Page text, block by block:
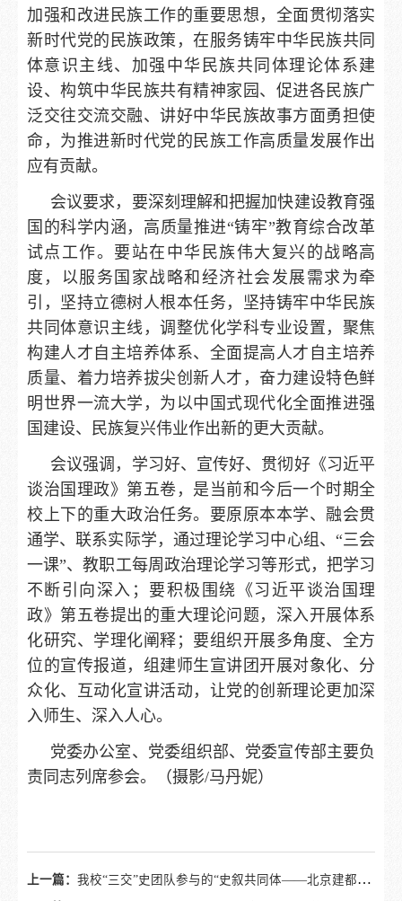
加强和改进民族工作的重要思想，全面贯彻落实
新时代党的民族政策，在服务铸牢中华民族共同
体意识主线、加强中华民族共同体理论体系建
设、构筑中华民族共有精神家园、促进各民族广
泛交往交流交融、讲好中华民族故事方面勇担使
命，为推进新时代党的民族工作高质量发展作出
应有贡献。
会议要求，要深刻理解和把握加快建设教育强
国的科学内涵，高质量推进“铸牢”教育综合改革
试点工作。要站在中华民族伟大复兴的战略高
度，以服务国家战略和经济社会发展需求为牵
引，坚持立德树人根本任务，坚持铸牢中华民族
共同体意识主线，调整优化学科专业设置，聚焦
构建人才自主培养体系、全面提高人才自主培养
质量、着力培养拔尖创新人才，奋力建设特色鲜
明世界一流大学，为以中国式现代化全面推进强
国建设、民族复兴伟业作出新的更大贡献。
会议强调，学习好、宣传好、贯彻好《习近平
谈治国理政》第五卷，是当前和今后一个时期全
校上下的重大政治任务。要原原本本学、融会贯
通学、联系实际学，通过理论学习中心组、“三会
一课”、教职工每周政治理论学习等形式，把学习
不断引向深入；要积极围绕《习近平谈治国理
政》第五卷提出的重大理论问题，深入开展体系
化研究、学理化阐释；要组织开展多角度、全方
位的宣传报道，组建师生宣讲团开展对象化、分
众化、互动化宣讲活动，让党的创新理论更加深
入师生、深入人心。
党委办公室、党委组织部、党委宣传部主要负
责同志列席参会。（摄影/马丹妮）
上一篇： 我校“三交”史团队参与的“史叙共同体——北京建都史中的各民族交往交流交融”专题展览开展